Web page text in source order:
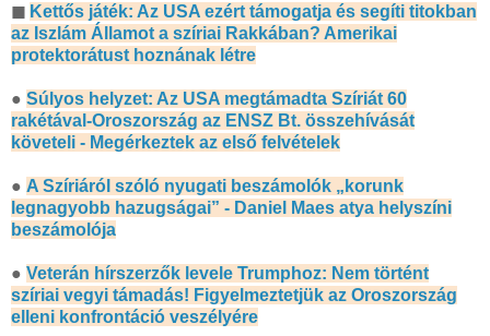
◼ Kettős játék: Az USA ezért támogatja és segíti titokban
az Iszlám Államot a szíriai Rakkában? Amerikai
protektorátust hoznának létre
● Súlyos helyzet: Az USA megtámadta Szíriát 60
rakétával-Oroszország az ENSZ Bt. összehívását
követeli - Megérkeztek az első felvételek
● A Szíriáról szóló nyugati beszámolók „korunk
legnagyobb hazugságai” - Daniel Maes atya helyszíni
beszámolója
● Veterán hírszerzők levele Trumphoz: Nem történt
szíriai vegyi támadás! Figyelmeztetjük az Oroszország
elleni konfrontáció veszélyére